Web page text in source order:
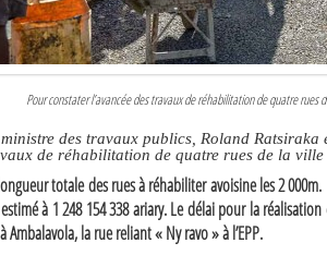
Pour constater l’avancée des travaux de réhabilitation de quatre
des travaux publics, Roland
de réhabilitation de quatre rues de la ville
totale des rues à réhabiliter avoisine les 2
à 1 248 154 338 ariary. Le délai pour la
Ambalavola, la rue reliant « Ny ravo » à l’EPP.